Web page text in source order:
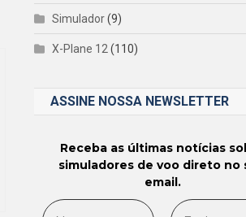
Simulador(9)
X-Plane 12 (110)
ASSINE NOSSA NEWSLETTER
Receba as últimas notícias
simuladores de voo direto no
email.